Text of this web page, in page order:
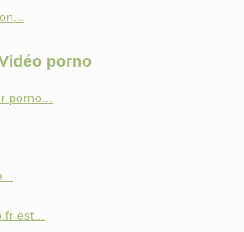
porno
porno...
est...